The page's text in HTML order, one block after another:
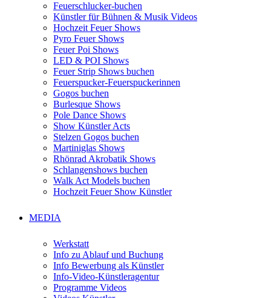
Feuerschlucker-buchen
Künstler für Bühnen & Musik Videos
Hochzeit Feuer Shows
Pyro Feuer Shows
Feuer Poi Shows
LED & POI Shows
Feuer Strip Shows buchen
Feuerspucker-Feuerspuckerinnen
Gogos buchen
Burlesque Shows
Pole Dance Shows
Show Künstler Acts
Stelzen Gogos buchen
Martiniglas Shows
Rhönrad Akrobatik Shows
Schlangenshows buchen
Walk Act Models buchen
Hochzeit Feuer Show Künstler
MEDIA
Werkstatt
Info zu Ablauf und Buchung
Info Bewerbung als Künstler
Info-Video-Künstleragentur
Programme Videos